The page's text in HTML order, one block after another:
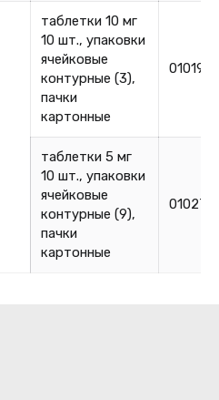
таблетки 10 мг
10 шт., упаковки
ячейковые
контурные (3),
пачки
картонные
таблетки 5 мг
10 шт., упаковки
ячейковые
контурные (9),
пачки
картонные